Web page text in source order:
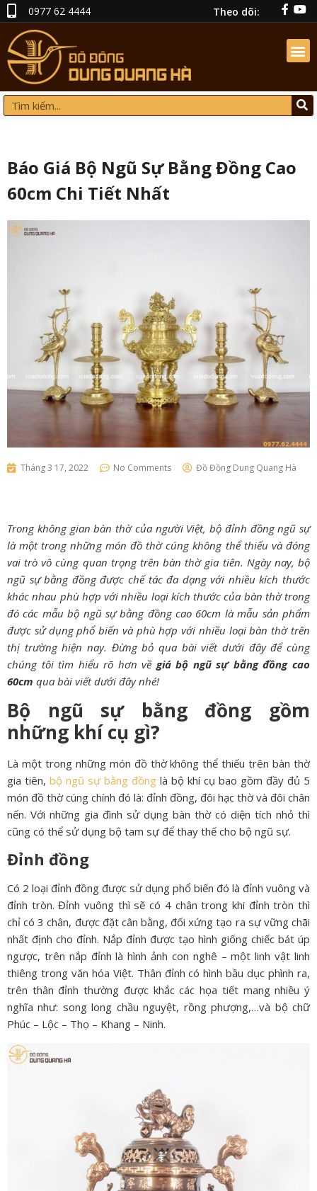
0977 62 4444 Theo dõi:
Báo Giá Bộ Ngũ Sự Bằng Đồng Cao
60cm Chi Tiết Nhất
Tháng 3 17, 2022 No Comments Đồ Đồng Dung Quang Hà
Trong không gian bàn thờ của người Việt, bộ đỉnh đồng ngũ sự
là một trong những món đồ thờ cúng không thể thiếu và đóng
vai trò vô cùng quan trọng trên bàn thờ gia tiên. Ngày nay, bộ
ngũ sự bằng đồng được chế tác đa dạng với nhiều kích thước
khác nhau phù hợp với nhiều loại kích thước của bàn thờ trong
đó các mẫu bộ ngũ sự bằng đồng cao 60cm là mẫu sản phẩm
được sử dụng phổ biến và phù hợp với nhiều loại bàn thờ trên
thị trường hiện nay. Đừng bỏ qua bài viết dưới đây để cùng
chúng tôi tìm hiểu rõ hơn về giá bộ ngũ sự bằng đồng cao
60cm qua bài viết dưới đây nhé!
Bộ ngũ sự bằng đồng gồm
những khí cụ gì?
Là một trong những món đồ thờ không thể thiếu trên bàn thờ
gia tiên, bộ ngũ sự bằng đồng là bộ khí cụ bao gồm đầy đủ 5
món đồ thờ cúng chính đó là: đỉnh đồng, đôi hạc thờ và đôi chân
nến. Với những gia đình sử dụng bàn thờ có diện tích nhỏ thì
cũng có thể sử dụng bộ tam sự để thay thế cho bộ ngũ sự.
Đỉnh đồng
Có 2 loại đỉnh đồng được sử dụng phổ biến đó là đỉnh vuông và
đỉnh tròn. Đỉnh vuông thì sẽ có 4 chân trong khi đỉnh tròn thì
chỉ có 3 chân, được đặt cân bằng, đối xứng tạo ra sự vững chãi
nhất định cho đỉnh. Nắp đỉnh được tạo hình giống chiếc bát úp
ngược, trên nắp đỉnh là hình ảnh con nghê – một linh vật linh
thiêng trong văn hóa Việt. Thân đỉnh có hình bầu dục phình ra,
trên thân đỉnh thường được khắc các họa tiết mang nhiều ý
nghĩa như: song long chầu nguyệt, rồng phượng,…và bộ chữ
Phúc – Lộc – Thọ – Khang – Ninh.